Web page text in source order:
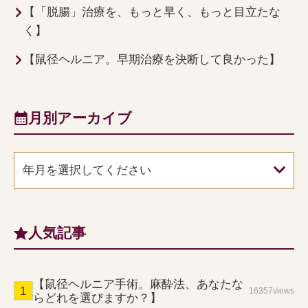
【「脱腸」治療を、もっと早く、もっと目立たな
く】
【鼠径ヘルニア。早期治療を決断して良かった】
月別アーカイブ
年月を選択してください
人気記事
【鼠径ヘルニア手術。麻酔法、あなたな
らどれを選びますか？】
16357views